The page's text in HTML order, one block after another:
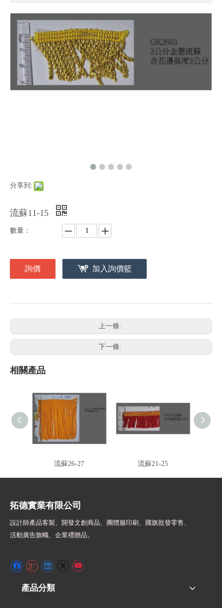
分享到:
流蘇11-15
數量：
詢價 加入詢價籃
上一條:
下一條:
相關產品
流蘇26-27 流蘇21-25
拓德實業有限公司
設計師產品客製、開發文創商品、團體服印刷、
國旗批發零售、
活動廣告旗幟、 企業禮贈品。
產品分類